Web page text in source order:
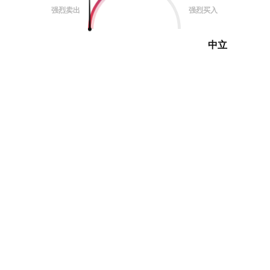
强烈卖出 强烈买入
中立